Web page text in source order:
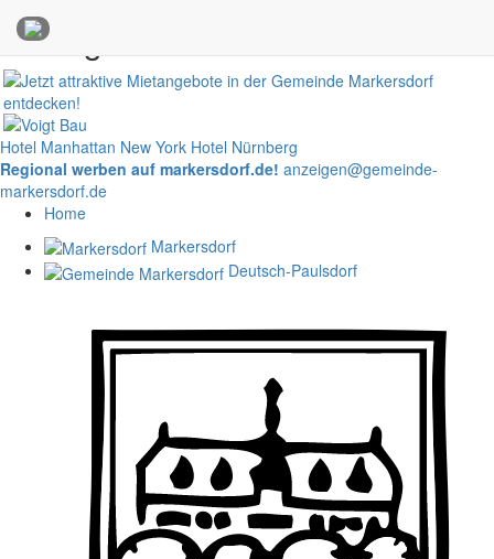
Anzeigen
Hotel Manhattan New York Hotel Nürnberg
Regional werben auf markersdorf.de! anzeigen@gemeinde-
markersdorf.de
Home
Markersdorf
Deutsch-Paulsdorf